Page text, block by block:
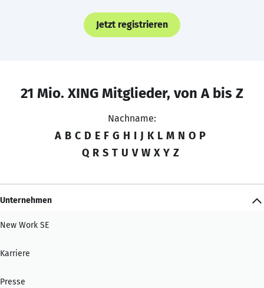
Jetzt registrieren
21 Mio. XING Mitglieder, von A bis Z
Nachname:
A B C D E F G H I J K L M N O P
Q R S T U V W X Y Z
Unternehmen
New Work SE
Karriere
Presse